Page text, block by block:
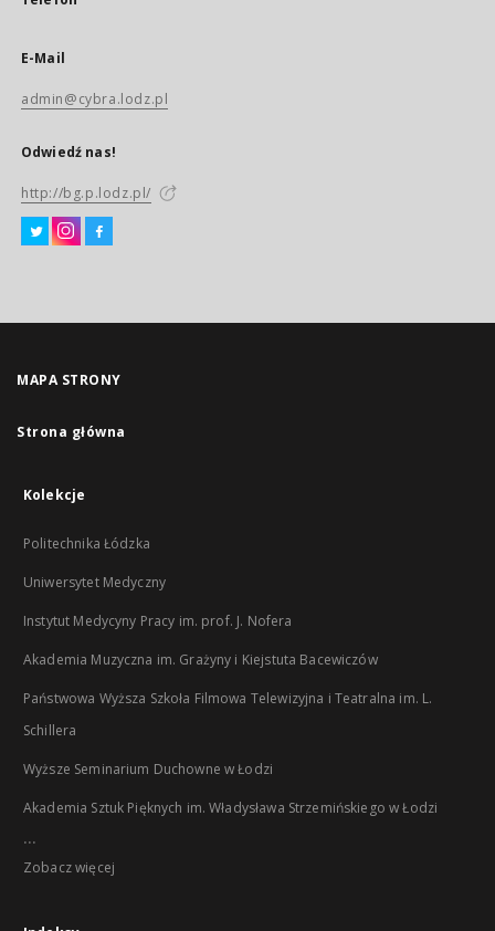
E-Mail
admin@cybra.lodz.pl
Odwiedź nas!
http://bg.p.lodz.pl/
MAPA STRONY
Strona główna
Kolekcje
Politechnika Łódzka
Uniwersytet Medyczny
Instytut Medycyny Pracy im. prof. J. Nofera
Akademia Muzyczna im. Grażyny i Kiejstuta Bacewiczów
Państwowa Wyższa Szkoła Filmowa Telewizyjna i Teatralna im. L.
Schillera
Wyższe Seminarium Duchowne w Łodzi
Akademia Sztuk Pięknych im. Władysława Strzemińskiego w Łodzi
...
Zobacz więcej